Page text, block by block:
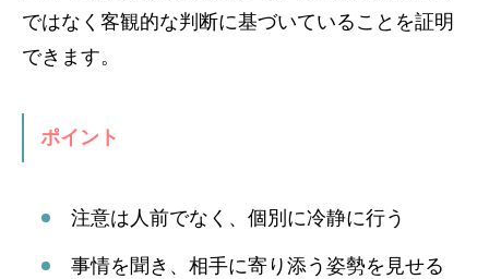
ではなく客観的な判断に基づいていることを証明
できます。
ポイント
注意は人前でなく、個別に冷静に行う
事情を聞き、相手に寄り添う姿勢を見せる